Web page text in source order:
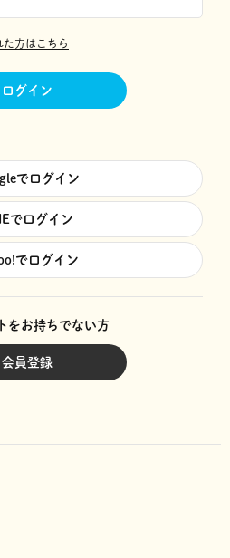
方はこちら
ログイン
でログイン
でログイン
でログイン
をお持ちでない方
会員登録